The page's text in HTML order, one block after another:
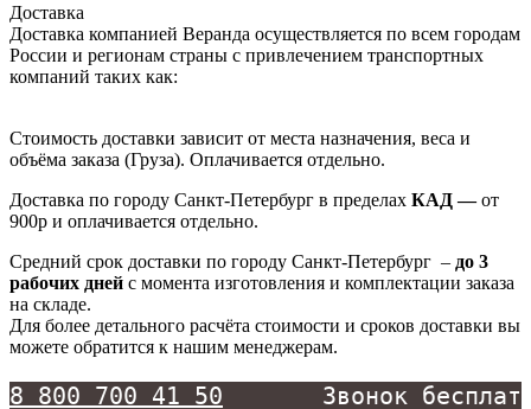
Доставка
Доставка компанией Веранда осуществляется по всем городам
России и регионам страны с привлечением транспортных
компаний таких как:
Стоимость доставки зависит от места назначения, веса и
объёма заказа (Груза). Оплачиваетcя отдельно.
Доставка по городу Санкт-Петербург в пределах КАД —от
900р и оплачивается отдельно.
Средний срок доставки по городу Санкт-Петербург – до 3
рабочих дней с момента изготовления и комплектации заказа
на складе.
Для более детального расчёта стоимости и сроков доставки вы
можете обратится к нашим менеджерам.
8 800 700 41 50